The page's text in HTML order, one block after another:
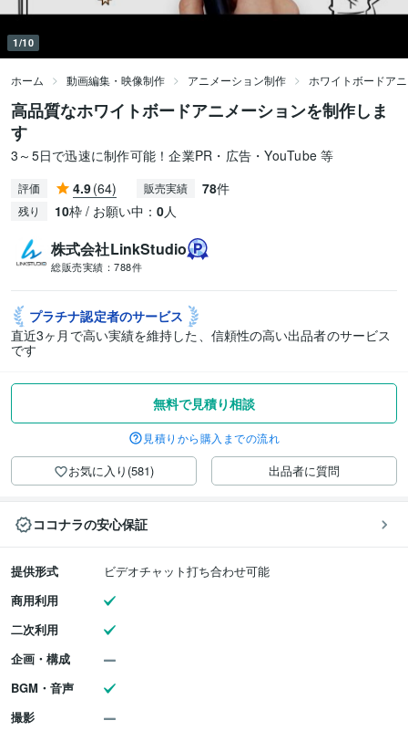
1/10
ホーム 動画編集・映像制作 アニメーション制作 ホワイトボードア
高品質なホワイトボードアニメーションを制作しま
す
3～5日で迅速に制作可能！企業PR・広告・YouTube 等
評価 4.9(64) 販売実績 78件
残り 10枠 / お願い中： 0人
株式会社LinkStudio
総販売実績： 788件
プラチナ認定者のサービス
直近3ヶ月で高い実績を維持した、信頼性の高い出品者のサービス
です
無料で見積り相談
見積りから購入までの流れ
お気に入り(581) 出品者に質問
ココナラの安心保証
提供形式
ビデオチャット打ち合わせ可能
商用利用
二次利用
企画・構成
BGM・音声
撮影